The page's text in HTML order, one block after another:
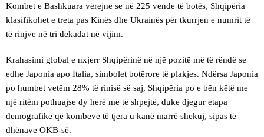
Kombet e Bashkuara vërejnë se në 225 vende të botës, Shqipëria
klasifikohet e treta pas Kinës dhe Ukrainës për tkurrjen e numrit të
të rinjve në tri dekadat në vijim.
Krahasimi global e nxjerr Shqipërinë në një pozitë më të rëndë se
edhe Japonia apo Italia, simbolet botërore të plakjes. Ndërsa Japonia
po humbet vetëm 28% të rinisë së saj, Shqipëria po e bën këtë me
një ritëm pothuajse dy herë më të shpejtë, duke djegur etapa
demografike që kombeve të tjera u kanë marrë shekuj, sipas të
dhënave OKB-së.